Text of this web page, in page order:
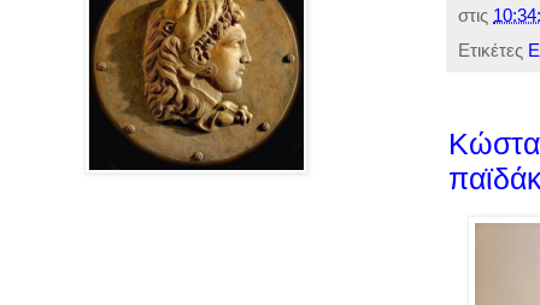
στις
Ετικέτες